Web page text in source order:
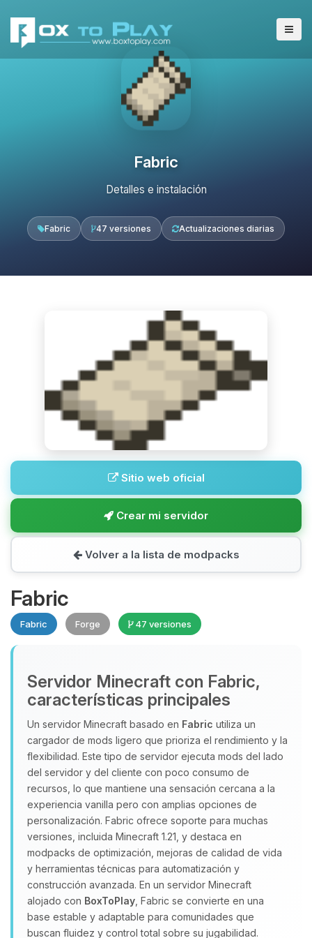
Fabric
Detalles e instalación
Fabric 47 versiones Actualizaciones diarias
Sitio web oficial
Crear mi servidor
Volver a la lista de modpacks
Fabric
Fabric Forge 47 versiones
Servidor Minecraft con Fabric,
características principales
Un servidor Minecraft basado en Fabric utiliza un
cargador de mods ligero que prioriza el rendimiento y la
flexibilidad. Este tipo de servidor ejecuta mods del lado
del servidor y del cliente con poco consumo de
recursos, lo que mantiene una sensación cercana a la
experiencia vanilla pero con amplias opciones de
personalización. Fabric ofrece soporte para muchas
versiones, incluida Minecraft 1.21, y destaca en
modpacks de optimización, mejoras de calidad de vida
y herramientas técnicas para automatización y
construcción avanzada. En un servidor Minecraft
alojado con BoxToPlay , Fabric se convierte en una
base estable y adaptable para comunidades que
buscan fluidez y control total sobre su jugabilidad.
Yupi, por fin alguien con quien
hablar! Soy Choupy, tu pequeno
asistente de BoxToPlay. Cuentame
que necesitas y moveré mis
pequenos circuitos para ayudarte.
07/08/2026 03:28